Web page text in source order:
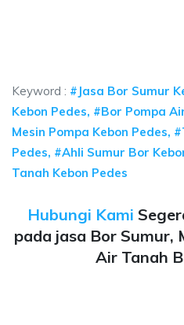
Keyword : #Jasa Bor Sumur
Kebon Pedes, #Bor Pompa
Mesin Pompa Kebon Pedes,
Pedes, #Ahli Sumur Bor
Tanah Kebon Pedes
Hubungi Kami
pada jasa Bor
Air Tanah